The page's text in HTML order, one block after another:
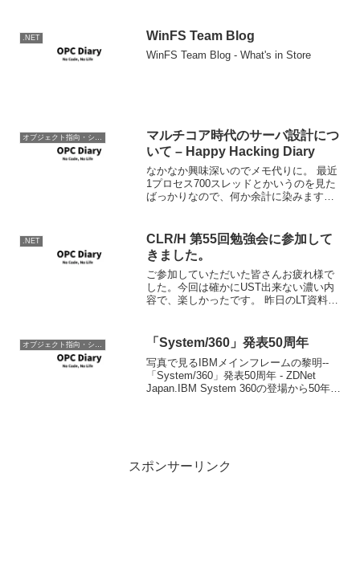
.NET WinFS Team Blog
WinFS Team Blog - What's in Store
マルチコア時代のサーバ設計につ
いて – Happy Hacking Diary
なかなか興味深いのでメモ代りに。 最近
1プロセス700スレッドとかいうのを見た
ばっかりなので、何か余計に染みます。
ると、おそらく一生順番が...
.NET
CLR/H 第55回勉強会に参加して
きました。
ご参加していただいた皆さんお疲れ様で
した。今回は確かにUST出来ない濃い内
容で、楽しかったです。 昨日のLT資料を
たお会いしましょー。 Netduino Vie...
オブジェクト指向・システム開発 「System/360」発表50周年
写真で見るIBMメインフレームの黎明--
「System/360」発表50周年 - ZDNet
Japan.IBM System 360の登場から50年。
スポンサーリンク